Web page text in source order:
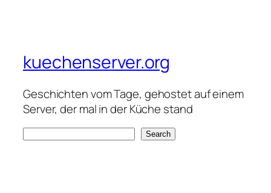
kuechenserver.org
Geschichten vom Tage, gehostet auf einem
Server, der mal in der Küche stand
Search